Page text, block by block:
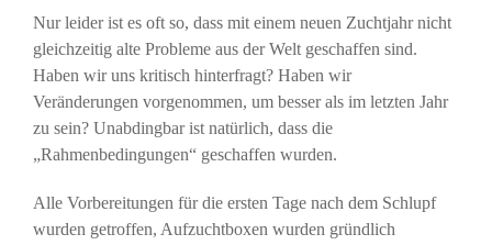
Nur leider ist es oft so, dass mit einem neuen Zuchtjahr nicht
gleichzeitig alte Probleme aus der Welt geschaffen sind.
Haben wir uns kritisch hinterfragt? Haben wir
Veränderungen vorgenommen, um besser als im letzten Jahr
zu sein? Unabdingbar ist natürlich, dass die
„Rahmenbedingungen“ geschaffen wurden.
Alle Vorbereitungen für die ersten Tage nach dem Schlupf
wurden getroffen, Aufzuchtboxen wurden gründlich